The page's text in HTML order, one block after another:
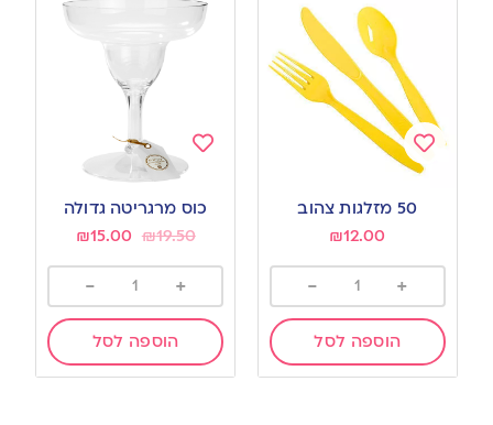
Add
wishlist
50 מזלגות צהוב
₪12.00
+
-
הוספה לסל
Add
to
wishlist
כוס מרגריטה גדולה
₪19.50
₪15.00
+
-
הוספה לסל